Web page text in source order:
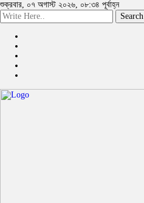
শুক্রবার, ০৭ অগাস্ট ২০২৬, ০৮:৩৪ পূর্বাহ্ন
Search